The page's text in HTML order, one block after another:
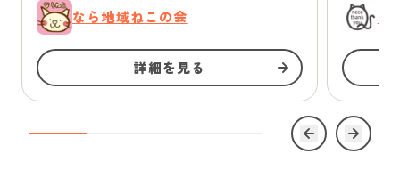
なら地域ねこの会
詳細を見る